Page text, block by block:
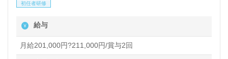
初任者研修
給与
月給201,000円?211,000円/賞与2回